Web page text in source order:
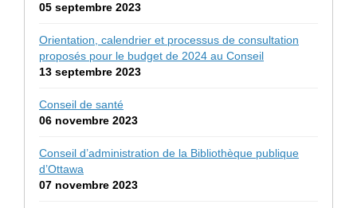
05 septembre 2023
Orientation, calendrier et processus de consultation
proposés pour le budget de 2024 au Conseil
13 septembre 2023
Conseil de santé
06 novembre 2023
Conseil d’administration de la Bibliothèque publique
d’Ottawa
07 novembre 2023